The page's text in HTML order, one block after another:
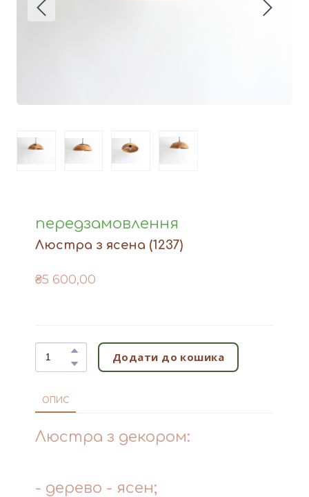
передзамовлення
Люстра з ясена (1237)
₴5 600,00
Додати до кошика
ОПИС
Люстра з декором:
- дерево - ясен;